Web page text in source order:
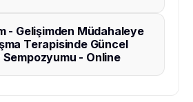
- Gelişimden Müdahaleye
Terapisinde Güncel
Sempozyumu - Online